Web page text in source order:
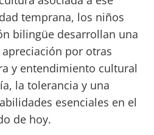
temprana, los niños
bilingüe desarrollan una
por otras
y entendimiento cultural
la tolerancia y una
esenciales en el
de hoy.